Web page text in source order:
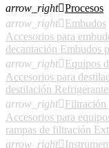
arrow_rightProcesos
arrow_right Embudos
Accesorios para
decantación Embudos
arrow_right Equipos
Accesorios para
destilación
arrow_right Filtración
Accesorios para
rampas de filtración
arrow_right